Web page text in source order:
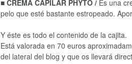
■ CREMA CAPILAR PHYTO / Es una
pelo que esté bastante estropeado.
Y éste es todo el contenido de la cajita.
Está valorada en 70 euros
del lateral del blog y que os llevará